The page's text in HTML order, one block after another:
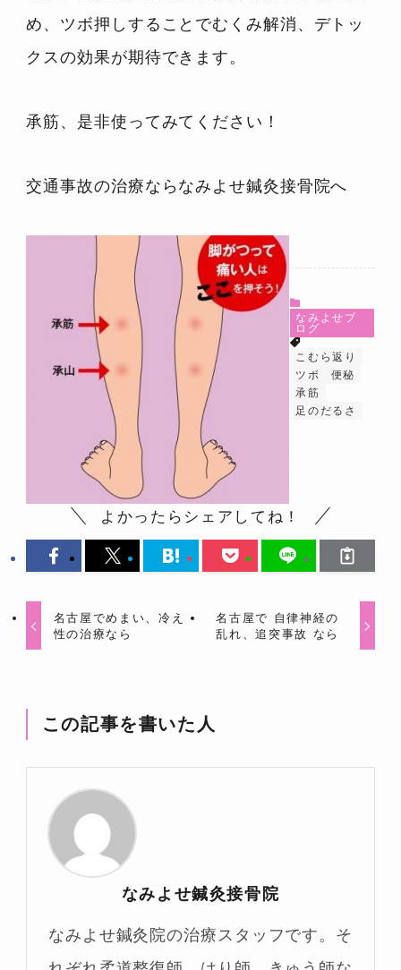
め、ツボ押しすることでむくみ解消、デトッ
クスの効果が期待できます。
承筋、是非使ってみてください！
交通事故の治療ならなみよせ鍼灸接骨院へ
なみよせブ
ログ
こむら返り
ツボ
便秘
承筋
足のだるさ
よかったらシェアしてね！
名古屋でめまい、冷え
性の治療なら
名古屋で 自律神経の
乱れ、追突事故 なら
この記事を書いた人
なみよせ鍼灸接骨院
なみよせ鍼灸院の治療スタッフです。そ